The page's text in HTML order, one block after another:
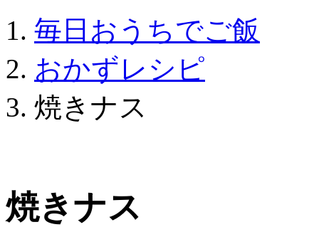
毎日おうちでご飯
おかずレシピ
焼きナス
焼きナス